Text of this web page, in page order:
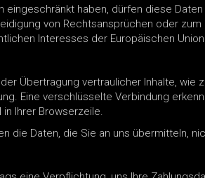
haben, dürfen diese
von Rechtsansprüchen oder
Interesses der Europäischen
Übertragung vertraulicher Inhalte, wie
Eine verschlüsselte Verbindung
Ihrer Browserzeile.
die Daten, die Sie an uns übermitteln,